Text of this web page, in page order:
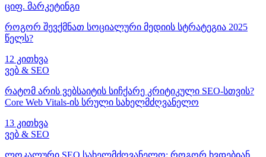
ციფ. მარკეტინგი
როგორ შევქმნათ სოციალური მედიის სტრატეგია 2025
წელს?
12 კითხვა
ვებ & SEO
რატომ არის ვებსაიტის სიჩქარე კრიტიკული SEO-სთვის?
Core Web Vitals-ის სრული სახელმძღვანელო
13 კითხვა
ვებ & SEO
ლოკალური SEO სახელმძღვანელო: როგორ ხვდებიან